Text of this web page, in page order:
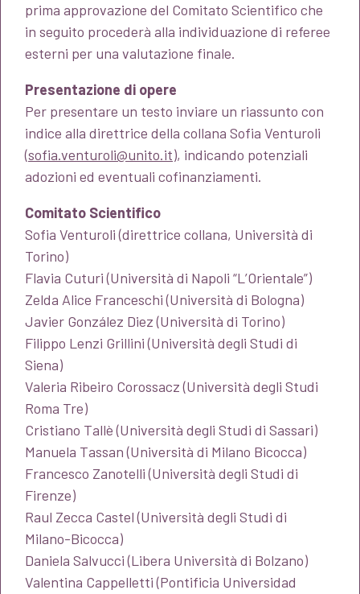
prima approvazione del Comitato Scientifico che
in seguito procederà alla individuazione di referee
esterni per una valutazione finale.
Presentazione di opere
Per presentare un testo inviare un riassunto con
indice alla direttrice della collana Sofia Venturoli
(sofia.venturoli@unito.it), indicando potenziali
adozioni ed eventuali cofinanziamenti.
Comitato Scientifico
Sofia Venturoli (direttrice collana, Università di
Torino)
Flavia Cuturi (Università di Napoli “L’Orientale”)
Zelda Alice Franceschi (Università di Bologna)
Javier González Diez (Università di Torino)
Filippo Lenzi Grillini (Università degli Studi di
Siena)
Valeria Ribeiro Corossacz (Università degli Studi
Roma Tre)
Cristiano Tallè (Università degli Studi di Sassari)
Manuela Tassan (Università di Milano Bicocca)
Francesco Zanotelli (Università degli Studi di
Firenze)
Raul Zecca Castel (Università degli Studi di
Milano-Bicocca)
Daniela Salvucci (Libera Università di Bolzano)
Valentina Cappelletti (Pontificia Universidad